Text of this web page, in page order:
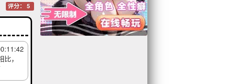
评分： 5
，